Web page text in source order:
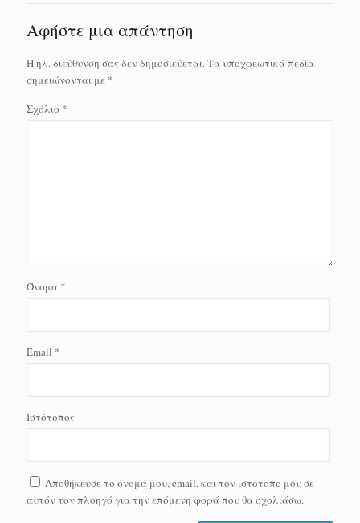
Αφήστε μια απάντηση
Η ηλ. διεύθυνση σας δεν δημοσιεύεται.Τα υποχρεωτικά πεδία
σημειώνονται με *
Σχόλιο *
Όνομα *
Email *
Ιστότοπος
Αποθήκευσε το όνομά μου, email, και τον ιστότοπο μου σε
αυτόν τον πλοηγό για την επόμενη φορά που θα σχολιάσω.